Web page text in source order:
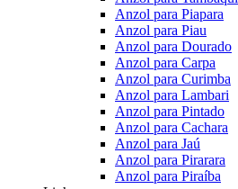
Anzol para Piapara
Anzol para Piau
Anzol para Dourado
Anzol para Carpa
Anzol para Curimba
Anzol para Lambari
Anzol para Pintado
Anzol para Cachara
Anzol para Jaú
Anzol para Pirarara
Anzol para Piraíba